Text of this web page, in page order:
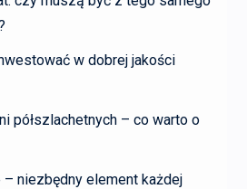
w dobrej jakości
półszlachetnych – co warto o
niezbędny element każdej